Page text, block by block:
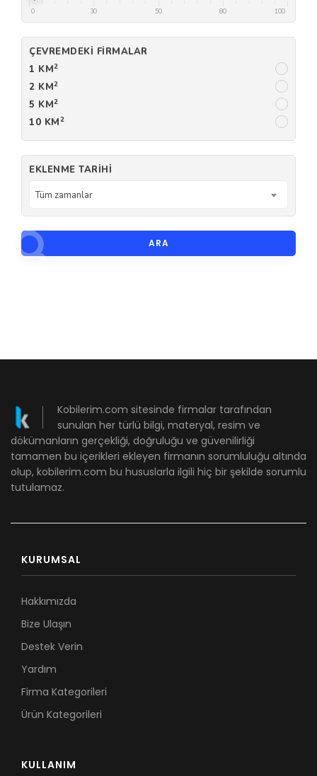
0 30 50 80 100
ÇEVREMDEKI FIRMALAR
1 KM2
2 KM2
5 KM2
10 KM2
EKLENME TARIHI
Tüm zamanlar
ARA
Kobilerim.com sitesinde firmalar tarafından
sunulan her türlü bilgi, materyal, resim ve
dökümanların gerçekliği, doğruluğu ve güvenilirliği
tamamen bu içerikleri ekleyen firmanın sorumluluğu altında
olup, kobilerim.com bu hususlarla ilgili hiç bir şekilde sorumlu
tutulamaz.
KURUMSAL
Hakkımızda
Bize Ulaşın
Destek Verin
Yardım
Firma Kategorileri
Ürün Kategorileri
KULLANIM